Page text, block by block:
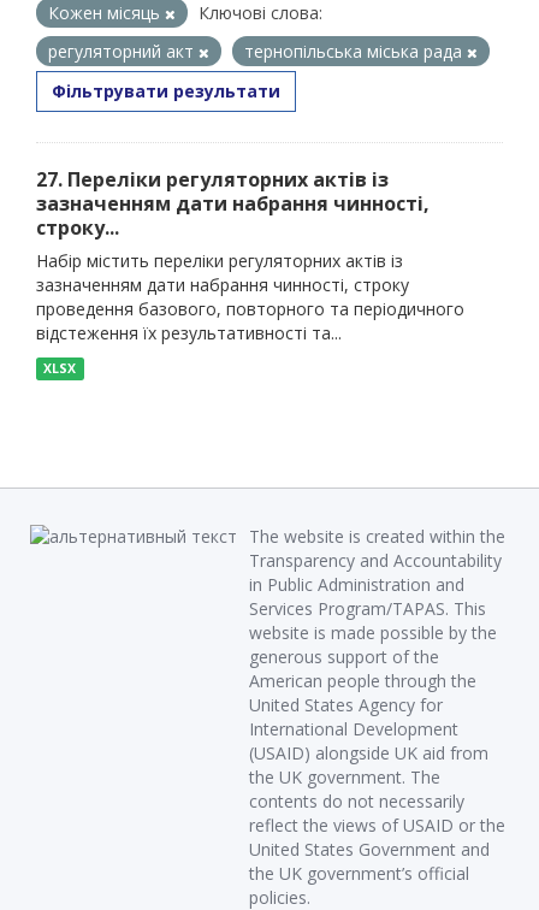
Кожен місяць
Ключові слова:
регуляторний акт
тернопільська міська рада
Фільтрувати результати
27. Переліки регуляторних актів із
зазначенням дати набрання чинності,
строку...
Набір містить переліки регуляторних актів із
зазначенням дати набрання чинності, строку
проведення базового, повторного та періодичного
відстеження їх результативності та...
XLSX
The website is created within the
Transparency and Accountability
in Public Administration and
Services Program/TAPAS. This
website is made possible by the
generous support of the
American people through the
United States Agency for
International Development
(USAID) alongside UK aid from
the UK government. The
contents do not necessarily
reflect the views of USAID or the
United States Government and
the UK government’s official
policies.